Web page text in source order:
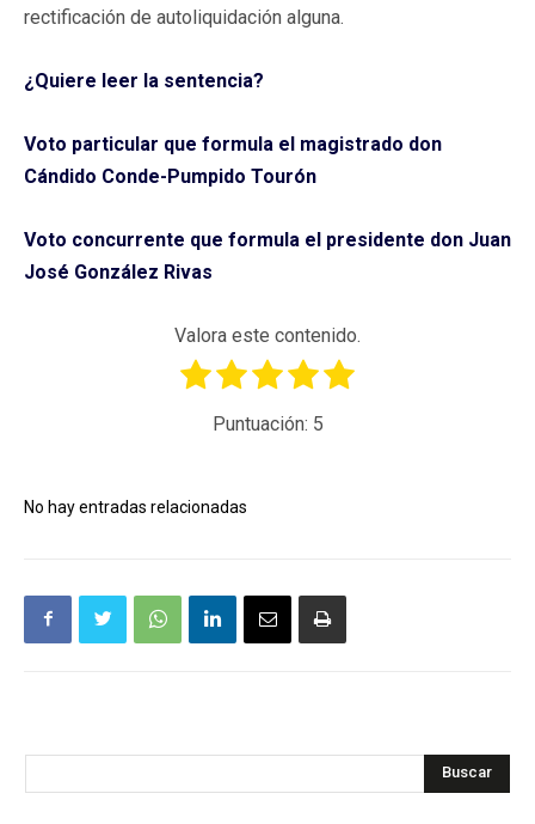
rectificación de autoliquidación alguna.
¿Quiere leer la sentencia?
Voto particular que formula el magistrado don
Cándido Conde-Pumpido Tourón
Voto concurrente que formula el presidente don Juan
José González Rivas
Valora este contenido.
Puntuación: 5
No hay entradas relacionadas
Buscar